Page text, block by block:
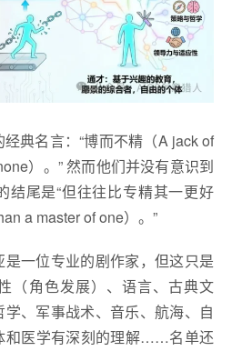
典名言：“博而不精（A jack of
）。” 然而他们并没有意识到
结尾是“但往往比专精其一更好
a master of one）。”
一位专业的剧作家，但这只是
（角色发展）、语言、古典文
、军事战术、音乐、航海、自
和医学有深刻的理解……名单还